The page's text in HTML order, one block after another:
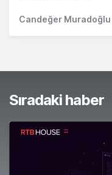
Candeğer Muradoğlu
Sıradaki haber